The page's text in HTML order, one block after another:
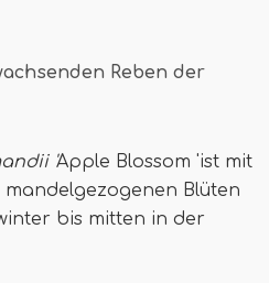
Reben der
' Apple Blossom 'ist mit
Blüten
bis mitten in der